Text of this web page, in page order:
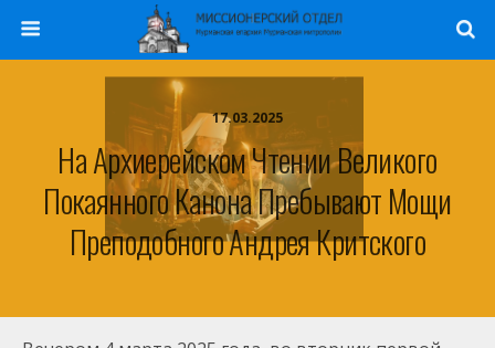
17.03.2025
На Архиерейском Чтении Великого
Покаянного Канона Пребывают Мощи
Преподобного Андрея Критского